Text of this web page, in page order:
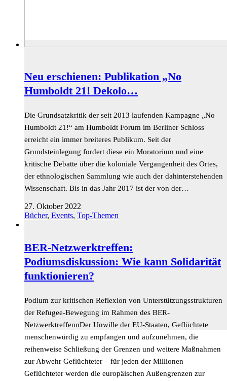
Neu erschienen: Publikation „No
Humboldt 21! Dekolo…
Die Grundsatzkritik der seit 2013 laufenden Kampagne „No
Humboldt 21!“ am Humboldt Forum im Berliner Schloss
erreicht ein immer breiteres Publikum. Seit der
Grundsteinlegung fordert diese ein Moratorium und eine
kritische Debatte über die koloniale Vergangenheit des Ortes,
der ethnologischen Sammlung wie auch der dahinterstehenden
Wissenschaft. Bis in das Jahr 2017 ist der von der…
27. Oktober 2022
Bücher, Events, Top-Themen
BER-Netzwerktreffen:
Podiumsdiskussion: Wie kann Solidarität
funktionieren?
Podium zur kritischen Reflexion von Unterstützungsstrukturen
der Refugee-Bewegung im Rahmen des BER-
NetzwerktreffennDer Unwille der EU-Staaten, Geflüchtete
menschenwürdig zu empfangen und aufzunehmen, die
reihenweise Schließung der Grenzen und weitere Maßnahmen
zur Abwehr Geflüchteter – für jeden der Millionen
Geflüchteter werden die europäischen Außengrenzen zur